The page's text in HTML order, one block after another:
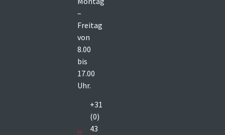
–
Freitag
von
8.00
bis
17.00
Uhr.
+31
(0)
43